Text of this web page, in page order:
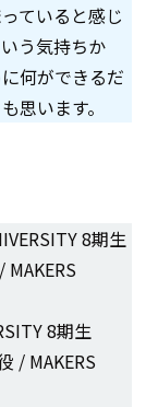
ていると感じ
う気持ちか
何ができるだ
思います。
8期生
8期生
/ MAKERS